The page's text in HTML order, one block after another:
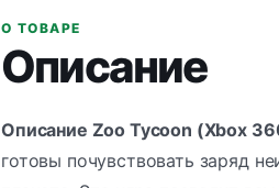
О ТОВАРЕ
Описание
Описание Zoo Tycoon (Xbox
готовы почувствовать заряд